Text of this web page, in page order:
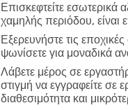
Επισκεφτείτε εσωτερικά
χαμηλής περιόδου,
Εξερευνήστε τις
ψωνίσετε για μοναδικά
Λάβετε μέρος σε
στιγμή να εγγραφείτε
διαθεσιμότητα και